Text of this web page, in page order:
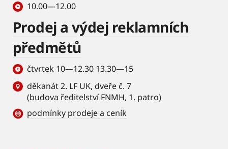
10.00—12.00
Prodej a výdej reklamních
předmětů
čtvrtek 10—12.30 13.30—15
děkanát 2. LF UK, dveře č. 7
(budova ředitelství FNMH, 1. patro)
podmínky prodeje a ceník